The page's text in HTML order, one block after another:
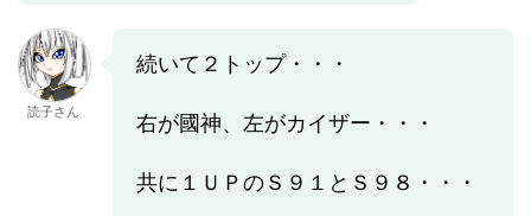
読子さん
続いて２トップ・・・
右が國神、左がカイザー・・・
共に１ＵＰのＳ９１とＳ９８・・・